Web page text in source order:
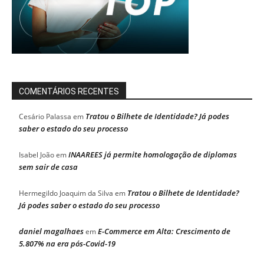
COMENTÁRIOS RECENTES
Cesário Palassa em Tratou o Bilhete de Identidade? Já podes
saber o estado do seu processo
Isabel JoãoemINAAREES já permite homologação de diplomas
sem sair de casa
Hermegildo Joaquim da Silva em Tratou o Bilhete de Identidade?
Já podes saber o estado do seu processo
daniel magalhaesemE-Commerce em Alta: Crescimento de
5.807% na era pós-Covid-19